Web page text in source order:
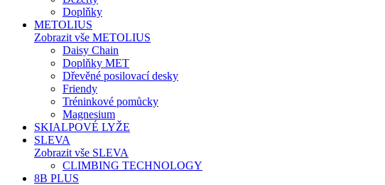
Doplňky
METOLIUS
Zobrazit vše METOLIUS
Daisy Chain
Doplňky MET
Dřevěné posilovací desky
Friendy
Tréninkové pomůcky
Magnesium
SKIALPOVÉ LYŽE
SLEVA
Zobrazit vše SLEVA
CLIMBING TECHNOLOGY
8B PLUS